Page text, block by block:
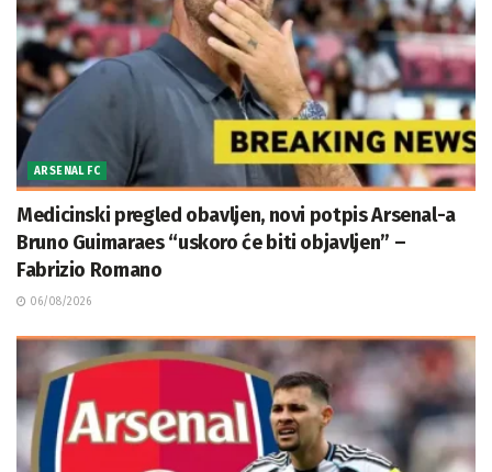
ARSENAL FC
Medicinski pregled obavljen, novi potpis Arsenal-a
Bruno Guimaraes “uskoro će biti objavljen” –
Fabrizio Romano
06/08/2026